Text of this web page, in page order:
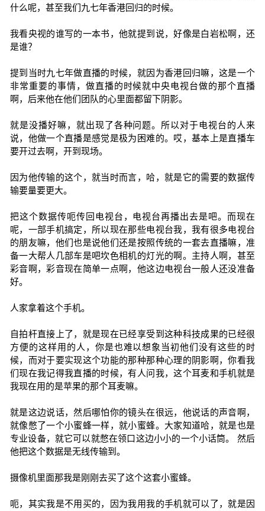
什么呢，甚至我们九七年香港回归的时候。
我看央视的谁写的一本书，他就提到说，好像是白岩松啊，还
是谁？
提到当时九七年做直播的时候，就因为香港回归嘛，这是一个
非常重要的事情，做直播的时候就中央电视台做的那个直播
啊，后来他在他们团队的心里面都留下阴影。
就是没播好嘛，就出现了各种问题。所以对于电视台的人来
说，他做一个直播是感觉是极为困难的。哎，基本上是直播车
要开过去啊，开到现场。
因为他传输的这个，就当时而言，哈，就是它的需要的数据传
输要量要更大。
把这个数据传呃传回电视台，电视台再播出去是吧。而现在
呢，一部手机搞定，所以现在那些电视台我，我有很多电视台
的朋友嘛，他们也是说他们还是按照传统的一套去直播嘛，准
备一大帮人几部车是吧坎色相机的灯光的啊。主持人啊，甚至
彩音啊，彩音现在简单一点啊，他这边电视台一般人还没准备
好。
人家拿着这个手机。
自拍杆直接上了，就是现在已经享受到这种科技成果的已经很
方便的这样用的人，你是也难以想象当初他们没有这些的时
候，而对于要实现这个功能的那种那种心理的阴影啊，你看我
们现在我记得我直播的时候，有人问我，这个耳麦和手机就是
我现在用的是苹果的那个耳麦嘛。
就是这边说话，然后哪怕你的镜头在很远，他说话的声音啊，
就像憋了一个小蜜蜂一样，就小蜜蜂。大家知道哈，就是也是
专业设备，就它可以就憋在领口这边小小的一个小话筒。 然后
他把这个数据是无线传输到。
摄像机里面那我是刚刚去买了这个这套小蜜蜂。
呃，其实我是不用买的，因为我用我的手机就可以了，就是因